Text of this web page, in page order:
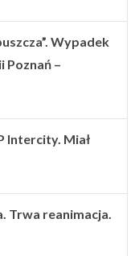
Wypadek
Poznań –
Intercity. Miał
Trwa reanimacja.